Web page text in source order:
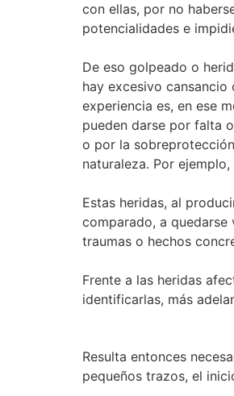
con ellas, por no
potencialidades e
De eso golpeado o
hay excesivo
experiencia es, en ese
pueden darse por falta
o por la
naturaleza. Por
Estas heridas, al
comparado, a
traumas o hechos
Frente a las heridas
identificarlas, más
Resulta entonces
pequeños trazos, el